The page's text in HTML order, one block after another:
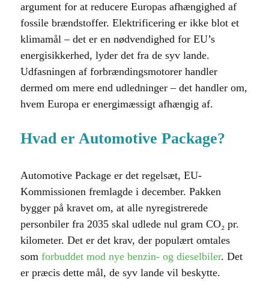
argument for at reducere Europas afhængighed af
fossile brændstoffer. Elektrificering er ikke blot et
klimamål – det er en nødvendighed for EU’s
energisikkerhed, lyder det fra de syv lande.
Udfasningen af forbrændingsmotorer handler
dermed om mere end udledninger – det handler om,
hvem Europa er energimæssigt afhængig af.
Hvad er Automotive Package?
Automotive Package er det regelsæt, EU-
Kommissionen fremlagde i december. Pakken
bygger på kravet om, at alle nyregistrerede
personbiler fra 2035 skal udlede nul gram CO₂ pr.
kilometer. Det er det krav, der populært omtales
som forbuddet mod nye benzin- og dieselbiler. Det
er præcis dette mål, de syv lande vil beskytte.